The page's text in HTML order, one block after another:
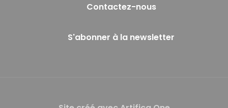
Contactez-nous
S'abonner à la newsletter